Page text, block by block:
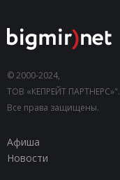
© 2000-2024,
ТОВ «КЕПРЕЙТ ПАРТНЕРС»".
Все права защищены.
Афиша
Новости